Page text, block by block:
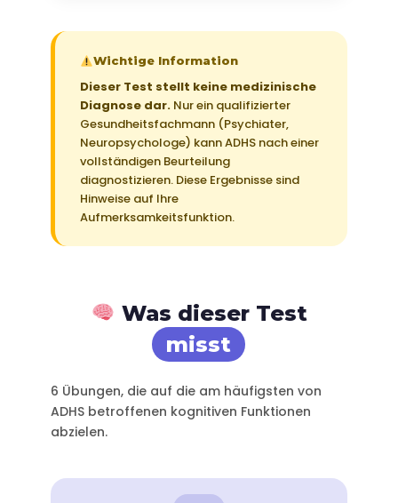
Wichtige Information
Dieser Test stellt keine medizinische
Diagnose dar.Nur ein qualifizierter
Gesundheitsfachmann (Psychiater,
Neuropsychologe) kann ADHS nach einer
vollständigen Beurteilung
diagnostizieren. Diese Ergebnisse sind
Hinweise auf Ihre
Aufmerksamkeitsfunktion.
Was dieser Test
misst
6 Übungen, die auf die am häufigsten von
ADHS betroffenen kognitiven Funktionen
abzielen.